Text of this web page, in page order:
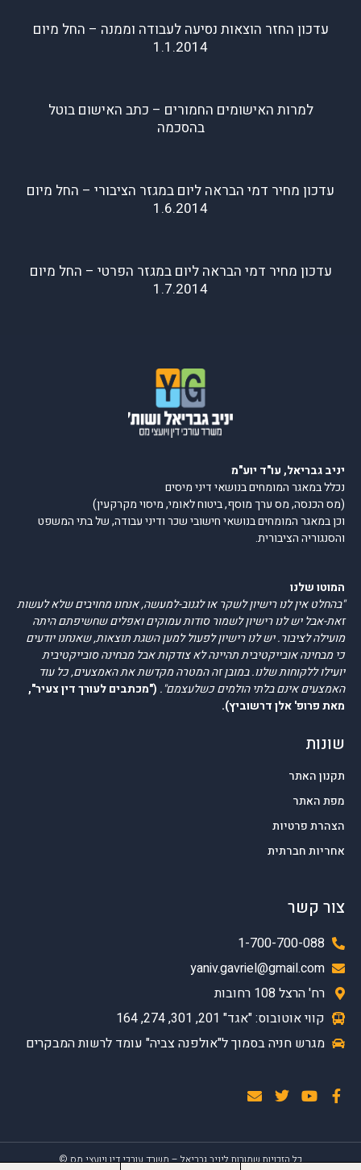
עדכון החזר הוצאות נסיעה לעבודה וממנה – החל מיום
1.1.2014
למרות האישומים החמורים – כתב האישום בוטל
בהסכמה
עדכון מחיר דמי הבראה ליום במגזר הציבורי – החל מיום
1.6.2014
עדכון מחיר דמי הבראה ליום במגזר הפרטי – החל מיום
1.7.2014
יניב גבריאל, עו"ד יוע"מ
נכלל במאגר המומחים בנושאי דיני מיסים
(מס הכנסה, מס ערך מוסף, ביטוח לאומי, מיסוי מקרקעין)
וכן במאגר המומחים בנושאי חישובי שכר ודיני עבודה, של בתי המשפט
והסנגוריה הציבורית.
המוטו שלנו
"בהחלט אין לנו רישיון לשקר או לגנוב-למעשה, אנחנו מחויבים שלא לעשות
זאת-אבל יש לנו רישיון לשמור סודות עמוקים ואפלים שחשיפתם היתה
מועילה לציבור. יש לנו רישיון לפעול למען השגת תוצאות, שאנחנו יודעים
כי מבחינה אובייקטיבית תהיינה לא צודקות אבל מבחינה סובייקטיבית
יועילו ללקוחות שלנו. במובן זה המטרה מקדשת את האמצעים, כל עוד
האמצעים אינם בלתי הולמים כשלעצמם". ("מכתבים לעורך דין צעיר",
מאת פרופ' אלן דרשוביץ).
שונות
תקנון האתר
מפת האתר
הצהרת פרטיות
אחריות חברתית
צור קשר
1-700-700-088
yaniv.gavriel@gmail.com
רח' הרצל 108 רחובות
קווי אוטובוס: "אגד" 201, 301, 274, 164
מגרש חניה בסמוך ל"אולפנה צביה" עומד לרשות המבקרים
כל הזכויות שמורות ליניב גבריאל – משרד עורכי דין ויועצי מס ©